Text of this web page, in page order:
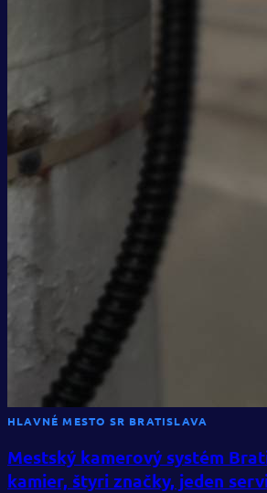
HLAVNÉ MESTO SR BRATISLAVA
Mestský kamerový systém
kamier, štyri značky, jeden